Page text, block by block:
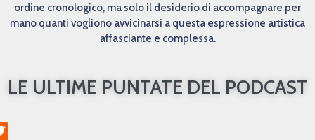
ordine cronologico, ma solo il desiderio di accompagnare per
mano quanti vogliono avvicinarsi a questa espressione artistica
affasciante e complessa.
LE ULTIME PUNTATE DEL PODCAST